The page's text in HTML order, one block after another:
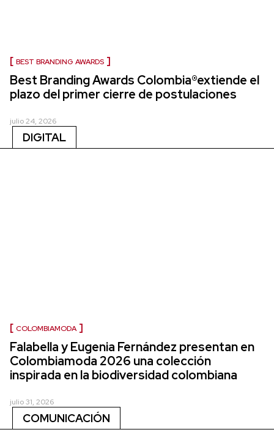
BEST BRANDING AWARDS
Best Branding Awards Colombia®extiende el
plazo del primer cierre de postulaciones
julio 24, 2026
DIGITAL
COLOMBIAMODA
Falabella y Eugenia Fernández presentan en
Colombiamoda 2026 una colección
inspirada en la biodiversidad colombiana
julio 31, 2026
COMUNICACIÓN